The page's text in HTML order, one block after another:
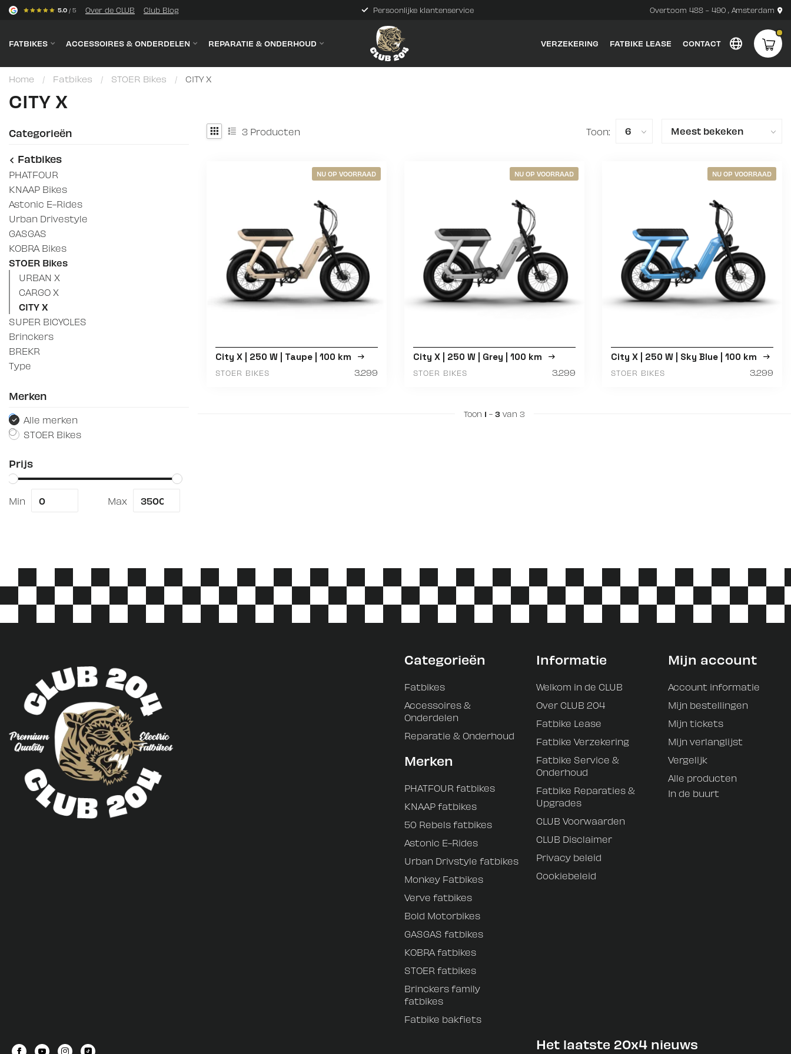
5.0 / 5 Over de CLUB Club Blog Persoonlijke klantenservice Overtoom 488 - 490 , Amsterdam
FATBIKES ACCESSOIRES & ONDERDELEN REPARATIE & ONDERHOUD VERZEKERING FATBIKE LEASE CONTACT
Home / Fatbikes / STOER Bikes / CITY X
CITY X
Categorieën
Fatbikes
PHATFOUR
KNAAP Bikes
Astonic E-Rides
Urban Drivestyle
GASGAS
KOBRA Bikes
STOER Bikes
URBAN X
CARGO X
CITY X
SUPER BICYCLES
Brinckers
BREKR
Type
Merken
Alle merken
STOER Bikes
Prijs
Min Max
3 Producten Toon:
NU OP VOORRAAD
City X | 250 W | Taupe | 100 km
STOER BIKES 3.299
NU OP VOORRAAD
City X | 250 W | Grey | 100 km
STOER BIKES 3.299
NU OP VOORRAAD
City X | 250 W | Sky Blue | 100 km
STOER BIKES 3.299
Toon 1 - 3 van 3
Categorieën
Fatbikes
Accessoires &
Onderdelen
Reparatie & Onderhoud
Merken
PHATFOUR fatbikes
KNAAP fatbikes
50 Rebels fatbikes
Astonic E-Rides
Urban Drivstyle fatbikes
Monkey Fatbikes
Verve fatbikes
Bold Motorbikes
GASGAS fatbikes
KOBRA fatbikes
STOER fatbikes
Brinckers family
fatbikes
Fatbike bakfiets
Informatie
Welkom in de CLUB
Over CLUB 204
Fatbike Lease
Fatbike Verzekering
Fatbike Service &
Onderhoud
Fatbike Reparaties &
Upgrades
CLUB Voorwaarden
CLUB Disclaimer
Privacy beleid
Cookiebeleid
Mijn account
Account informatie
Mijn bestellingen
Mijn tickets
Mijn verlanglijst
Vergelijk
Alle producten
In de buurt
Het laatste 20x4 nieuws